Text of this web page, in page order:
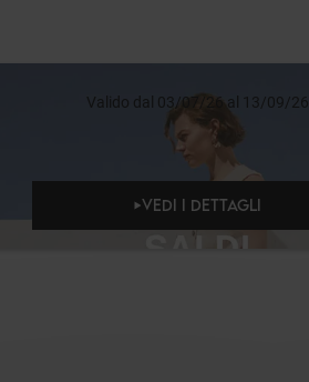
Valido dal 03/07/26 al 13/09/26
VEDI I DETTAGLI